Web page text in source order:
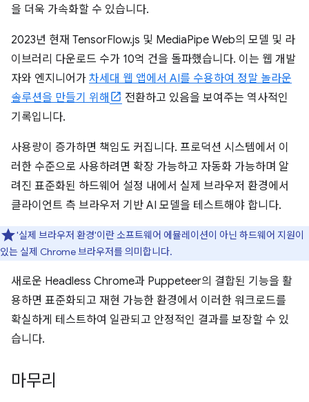
을 더욱 가속화할 수 있습니다.
2023년 현재 TensorFlow.js 및 MediaPipe Web의 모델 및 라
이브러리 다운로드 수가 10억 건을 돌파했습니다. 이는 웹 개발
자와 엔지니어가 차세대 웹 앱에서 AI를 수용하여 정말 놀라운
솔루션을 만들기 위해
전환하고 있음을 보여주는 역사적인
기록입니다.
사용량이 증가하면 책임도 커집니다. 프로덕션 시스템에서 이
러한 수준으로 사용하려면 확장 가능하고 자동화 가능하며 알
려진 표준화된 하드웨어 설정 내에서 실제 브라우저 환경에서
클라이언트 측 브라우저 기반 AI 모델을 테스트해야 합니다.
'실제 브라우저 환경'이란 소프트웨어 에뮬레이션이 아닌 하드웨어 지원이
있는 실제 Chrome 브라우저를 의미합니다.
새로운 Headless Chrome과 Puppeteer의 결합된 기능을 활
용하면 표준화되고 재현 가능한 환경에서 이러한 워크로드를
확실하게 테스트하여 일관되고 안정적인 결과를 보장할 수 있
습니다.
마무리